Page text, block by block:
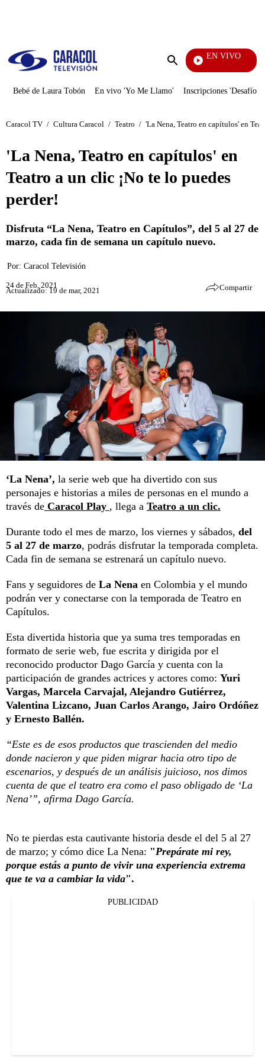
Enviar
EN VIVO
Bebé de Laura Tobón En vivo 'Yo Me Llamo' Inscripciones 'Desafío'
Caracol TV / Cultura Caracol / Teatro / 'La Nena, Teatro en capítulos' en
'La Nena, Teatro en capítulos' en
Teatro a un clic ¡No te lo puedes
perder!
Disfruta “La Nena, Teatro en Capítulos”, del 5 al 27 de
marzo, cada fin de semana un capítulo nuevo.
Por: Caracol Televisión
24 de Feb, 2021
Actualizado: 19 de mar, 2021 Compartir
‘La Nena’, la serie web que ha divertido con sus
personajes e historias a miles de personas en el mundo a
través de Caracol Play , llega a Teatro a un clic.
Durante todo el mes de marzo, los viernes y sábados, del
5 al 27 de marzo, podrás disfrutar la temporada completa.
Cada fin de semana se estrenará un capítulo nuevo.
Fans y seguidores de La Nena en Colombia y el mundo
podrán ver y conectarse con la temporada de Teatro en
Capítulos.
Esta divertida historia que ya suma tres temporadas en
formato de serie web, fue escrita y dirigida por el
reconocido productor Dago García y cuenta con la
participación de grandes actrices y actores como: Yuri
Vargas, Marcela Carvajal, Alejandro Gutiérrez,
Valentina Lizcano, Juan Carlos Arango, Jairo Ordóñez
y Ernesto Ballén.
“Este es de esos productos que trascienden del medio
donde nacieron y que piden migrar hacia otro tipo de
escenarios, y después de un análisis juicioso, nos dimos
cuenta de que el teatro era como el paso obligado de ‘La
Nena’”, afirma Dago García.
No te pierdas esta cautivante historia desde el del 5 al 27
de marzo; y cómo dice La Nena: "Prepárate mi rey,
porque estás a punto de vivir una experiencia extrema
que te va a cambiar la vida".
PUBLICIDAD